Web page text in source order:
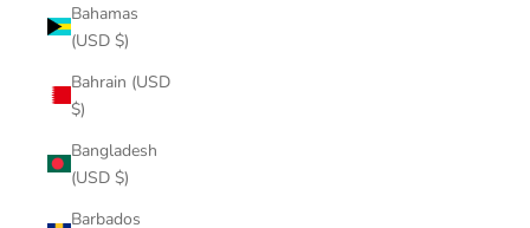
Bahamas
(USD $)
Bahrain (USD
$)
Bangladesh
(USD $)
Barbados